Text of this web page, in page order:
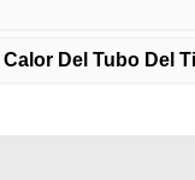
Del Tubo Del